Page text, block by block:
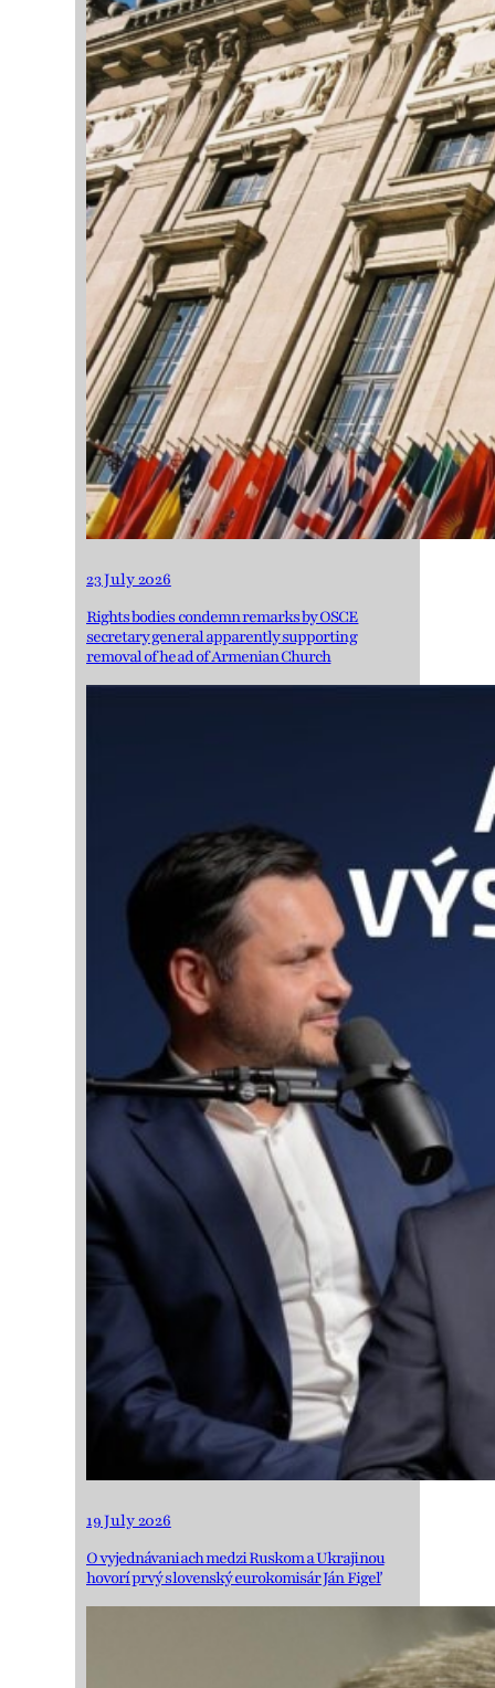
23 July 2026
Rights bodies condemn remarks by OSCE
secretary general apparently supporting
removal of head of Armenian Church
19 July 2026
O vyjednávaniach medzi Ruskom a Ukrajinou
hovorí prvý slovenský eurokomisár Ján Figeľ